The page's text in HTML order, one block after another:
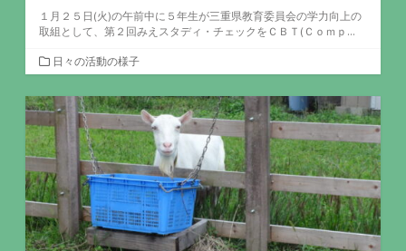
１月２５日(火)の午前中に５年生が三重県教育委員会の学力向上の
取組として、第２回みえスタディ・チェックをＣＢＴ(Ｃｏｍｐ...
カ
テ
ゴ
リ
ー
日々の活動の様子